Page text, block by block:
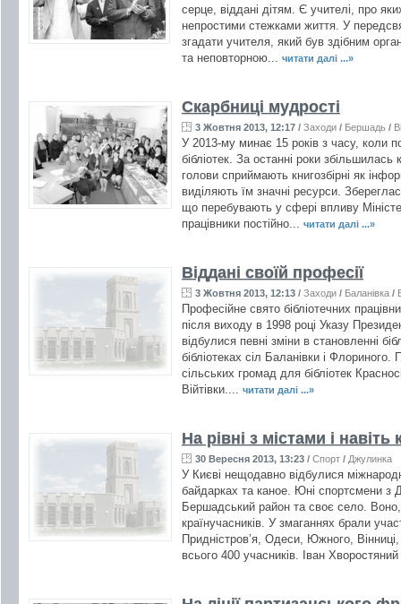
серце, віддані дітям. Є учителі, про
непростими стежками життя. У
згадати учителя, який був здібним
та неповторною... читати далі ...»
Скарбниці мудрості
3 Жовтня 2013, 12:17 / Заходи / Бершадь /
У 2013-му минає 15 років з часу, коли
бібліотек. За останні роки збільшилась
голови сприймають книгозбірні як
виділяють їм значні ресурси.
що перебувають у сфері впливу
працівники постійно... читати далі ...»
Віддані своїй професії
3 Жовтня 2013, 12:13 / Заходи / Баланівка /
Професійне свято бібліотечних
після виходу в 1998 році Указу
відбулися певні зміни в становленні
бібліотеках сіл Баланівки і
сільських громад для бібліотек
Війтівки.... читати далі ...»
На рівні з містами і навіть
30 Вересня 2013, 13:23 / Спорт / Джулинка
У Києві нещодавно відбулися
байдарках та каное. Юні спортсмени з
Бершадський район та своє село.
країнучасників. У змаганнях брали
Придністров’я, Одеси, Южного,
всього 400 учасників. Іван